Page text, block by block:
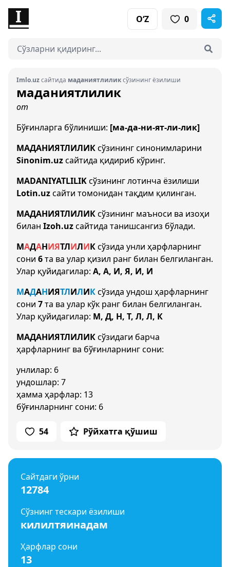
O‘Z 0
Imlo.uzсайтида маданиятлиликсўзининг ёзилиши
маданиятлилик
от
Бўғинларга бўлиниши: [ма-да-ни-ят-ли-лик]
МАДАНИЯТЛИЛИКсўзининг синонимларини
Sinonim.uzсайтида қидириб кўринг.
MADANIYATLILIKсўзининг лотинча ёзилиши
Lotin.uzсайти томонидан тақдим қилинган.
МАДАНИЯТЛИЛИКсўзининг маъноси ва изоҳи
билан Izoh.uzсайтида танишсангиз бўлади.
МАДАНИЯТЛИЛИКсўзида унли ҳарфларнинг
сони 6та ва улар қизил ранг билан белгиланган.
Улар қуйидагилар: А, А, И, Я, И, И
МАДАНИЯТЛИЛИКсўзида ундош ҳарфларнинг
сони 7та ва улар кўк ранг билан белгиланган.
Улар қуйидагилар: М, Д, Н, Т, Л, Л, К
МАДАНИЯТЛИЛИКсўзидаги барча
ҳарфларнинг ва бўғинларнинг сони:
унлилар: 6
ундошлар: 7
ҳамма ҳарфлар: 13
бўғинларнинг сони: 6
54 Рўйхатга қўшиш
Сайтдаги ўрни
12784
Сўзнинг тескари ёзилиши
килилтяинадам
Ҳарфлар сони
13